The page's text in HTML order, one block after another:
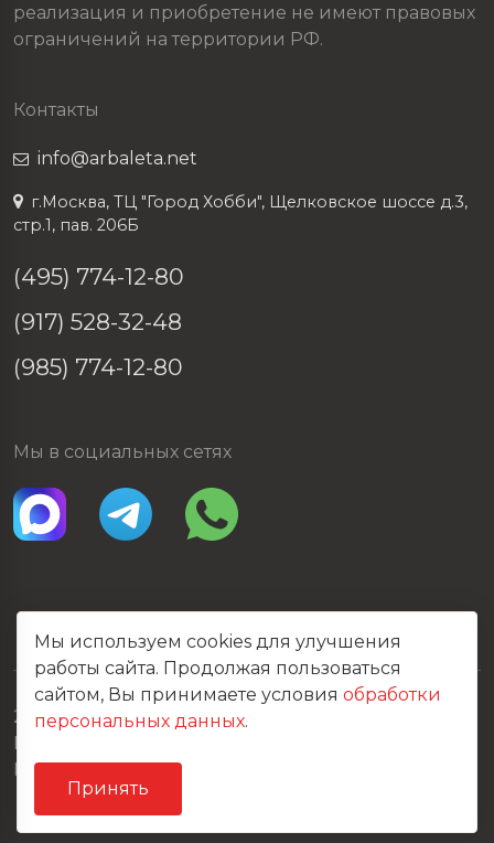
реализация и приобретение не имеют правовых
ограничений на территории РФ.
Контакты
info@arbaleta.net
г.Москва, ТЦ "Город Хобби", Щелковское шоссе д.3,
стр.1, пав. 206Б
(495) 774-12-80
(917) 528-32-48
(985) 774-12-80
Мы в социальных сетях
2026 © Все права защищены
Карта сайта
Мы используем cookies для улучшения
работы сайта. Продолжая пользоваться
сайтом, Вы принимаете условия обработки
персональных данных.
Принять